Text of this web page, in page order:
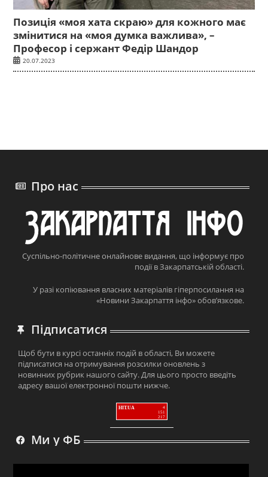
Позиція «моя хата скраю» для кожного має
змінитися на «моя думка важлива», –
Професор і сержант Федір Шандор
20.07.2023
Про нас
Суспільно-політичне онлайнове видання, що інформує про
події в Закарпатській області.
У разі копіювання власних матеріалів гіперпосилання на
«Новини Закарпаття інфо» обов’язкове.
Підписатися
Щоб бути в курсі останніх подій в області, Ви можете
підписатися на отримування розсилки оновлень з
новинних рубрик нашого сайту. Для цього просто введіть
адресу вашої електронної пошти нижче.
HIT.UA
4
151
217
Ми у ФБ